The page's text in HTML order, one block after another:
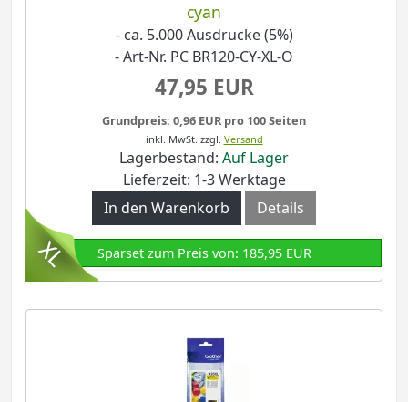
cyan
- ca. 5.000 Ausdrucke (5%)
- Art-Nr. PC BR120-CY-XL-O
47,95 EUR
Grundpreis: 0,96 EUR pro 100 Seiten
inkl. MwSt. zzgl. Versand
Lagerbestand: Auf Lager
Lieferzeit: 1-3 Werktage
In den Warenkorb
Details
Sparset zum Preis von: 185,95 EUR